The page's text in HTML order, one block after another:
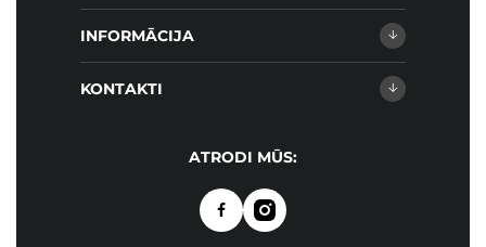
INFORMĀCIJA
KONTAKTI
ATRODI MŪS: